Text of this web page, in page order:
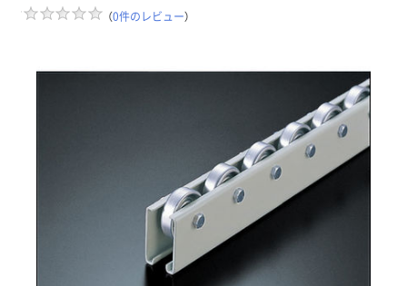
（0件のレビュー）